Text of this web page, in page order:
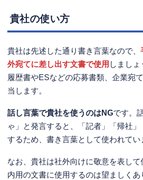
貴社の使い方
貴社は先述した通り書き言葉なので、
外宛てに差し出す文書で使用 しましょ
履歴書やESなどの応募書類、企業宛
当します。
話し言葉で貴社を使うのはNGです。
ゃ」と発言すると、「記者」「帰社
するため、書き言葉として使われてい
なお、貴社は社外向けに敬意を表し
内用の文書に使用するのは望ましくあ